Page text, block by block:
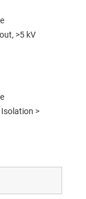
>5 kV
>